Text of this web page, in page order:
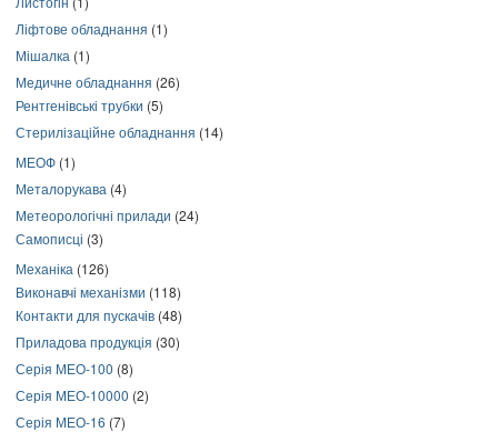
Ліфтове обладнання (1)
Мішалка (1)
Медичне обладнання (26)
Рентгенівські трубки (5)
Стерилізаційне обладнання (14)
МЕОФ (1)
Металорукава (4)
Метеорологічні прилади (24)
Самописці (3)
Механіка (126)
Виконавчі механізми (118)
Контакти для пускачів (48)
Приладова продукція (30)
Серія МЕО-100 (8)
Серія МЕО-10000 (2)
Серія МЕО-16 (7)